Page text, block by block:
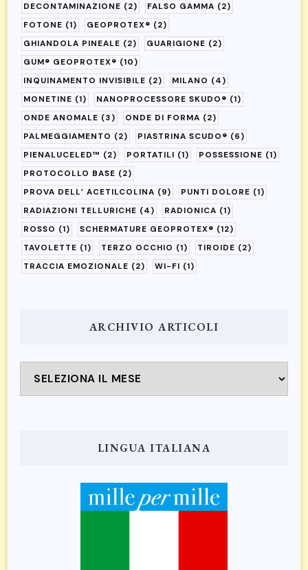
DECONTAMINAZIONE (2) FALSO GAMMA (2)
FOTONE (1) GEOPROTEX® (2)
GHIANDOLA PINEALE (2) GUARIGIONE (2)
GUM® GEOPROTEX® (10)
INQUINAMENTO INVISIBILE (2) MILANO (4)
MONETINE (1) NANOPROCESSORE SKUDO® (1)
ONDE ANOMALE (3) ONDE DI FORMA (2)
PALMEGGIAMENTO (2) PIASTRINA SCUDO® (6)
PIENALUCELED™ (2) PORTATILI (1) POSSESSIONE (1)
PROTOCOLLO BASE (2)
PROVA DELL’ ACETILCOLINA (9) PUNTI DOLORE (1)
RADIAZIONI TELLURICHE (4) RADIONICA (1)
ROSSO (1) SCHERMATURE GEOPROTEX® (12)
TAVOLETTE (1) TERZO OCCHIO (1) TIROIDE (2)
TRACCIA EMOZIONALE (2) WI-FI (1)
ARCHIVIO ARTICOLI
Archivio
articoli
LINGUA ITALIANA